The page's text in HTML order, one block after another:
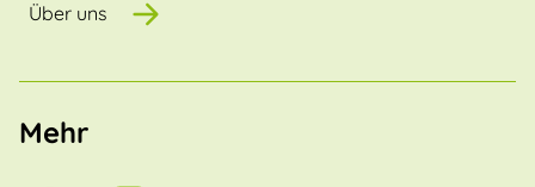
Über uns
Mehr